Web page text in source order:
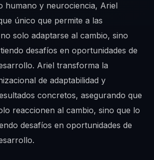
humano y neurociencia, Ariel
único que permite a las
solo adaptarse al cambio, sino
desafíos en oportunidades de
Ariel transforma la
de adaptabilidad y
concretos, asegurando que
reaccionen al cambio, sino que lo
desafíos en oportunidades de